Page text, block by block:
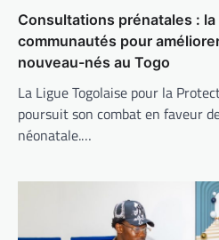
Consultations prénatales : la
communautés pour
nouveau-nés au Togo
La Ligue Togolaise pour la
poursuit son combat en faveur
néonatale.…